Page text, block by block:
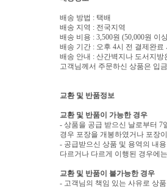
배송 방법 : 택배
배송 지역 : 전국지역
배송 비용 : 3,500원 (50,000원 이
배송 기간 : 오후 4시 전 결제완료
배송 안내 : 산간벽지나 도서지
고객님께서 주문하신 상품은 입
교환 및 반품정보
교환 및 반품이 가능한 경우
- 상품을 공급 받으신 날로부터 7
경우 포장을 개봉하였거나 포장
- 공급받으신 상품 및 용역의 내
다르거나 다르게 이행된 경우에
교환 및 반품이 불가능한 경우
- 고객님의 책임 있는 사유로 상